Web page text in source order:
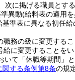
に掲げる職員とする
異動(給料表の適用
準表に異なる初任
務の級に変更するこ
に変更することをい
いて「休職等期間」
する条例第8条の規